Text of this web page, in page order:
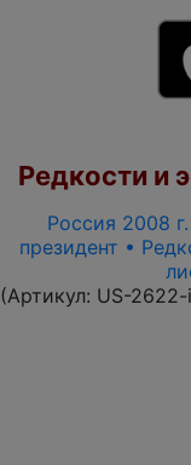
Редкости и
Россия 2008
президент •
(Артикул: US-